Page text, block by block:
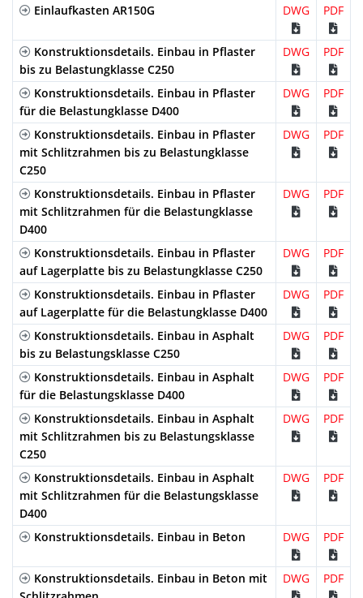
R150G00RM
R150G10RM
150mm
R150FH8 1000mm 150mm
R150FH12 1000mm 150mm
R150F00R 1000mm 170mm 150mm
R150F10R 1000mm 220mm 186mm 150mm
R150F11 1000mm 220/225 186mm 150mm
R150F12 1000mm 225/230 186mm 150mm
R150F13 1000mm 230/235 186mm 150mm
R150F14 1000mm 235/240 186mm 150mm
R150F15 1000mm 240/245 186mm 150mm
245/250 150mm
R150F17 1000mm 150mm
R150F18 1000mm 255/260 186mm 150mm
R150F19 1000mm 260/265 186mm 150mm
Stahl
Verzinkter
Stahl
Stöckel Schutz
Maschenrost
Verzinkter
Stahl
Schlitzrahmen
Verzinkter
Stahl
Schlitzrahmen D-400
Verzinkter
Stahl
Revisionöffnung D-400
Verzinkter
Stahl
Verzinkter
Stahl
Revisionöffnung D-400
Verzinkter
Stahl
Schlitzrahmen D-400
Verzinkter
Stahl
Schlitzrahmen
Verzinkter
Stahl
Schlitzrahmen
Einlaufkasten AR150G
DWG PDF
Konstruktionsdetails. Einbau in Pflaster
bis zu Belastungklasse C250
DWG PDF
Konstruktionsdetails. Einbau in Pflaster
für die Belastungklasse D400
DWG PDF
Konstruktionsdetails. Einbau in Pflaster
mit Schlitzrahmen bis zu Belastungklasse
C250
DWG PDF
Konstruktionsdetails. Einbau in Pflaster
mit Schlitzrahmen für die Belastungklasse
D400
DWG PDF
Konstruktionsdetails. Einbau in Pflaster
auf Lagerplatte bis zu Belastungklasse C250
DWG PDF
Konstruktionsdetails. Einbau in Pflaster
auf Lagerplatte für die Belastungklasse D400
DWG PDF
Konstruktionsdetails. Einbau in Asphalt
bis zu Belastungsklasse C250
DWG PDF
Konstruktionsdetails. Einbau in Asphalt
für die Belastungsklasse D400
DWG PDF
Konstruktionsdetails. Einbau in Asphalt
mit Schlitzrahmen bis zu Belastungsklasse
C250
DWG PDF
Konstruktionsdetails. Einbau in Asphalt
mit Schlitzrahmen für die Belastungsklasse
D400
DWG PDF
Konstruktionsdetails. Einbau in Beton DWG PDF
Konstruktionsdetails. Einbau in Beton mit
DWG PDF